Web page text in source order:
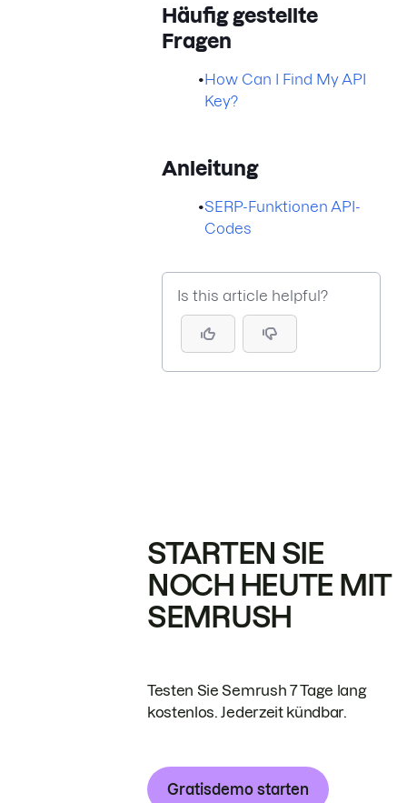
Häufig gestellte
Fragen
•How Can I Find My API
Key?
Anleitung
•SERP-Funktionen API-
Codes
Is this article helpful?
STARTEN SIE
NOCH HEUTE MIT
SEMRUSH
Testen Sie Semrush 7 Tage lang
kostenlos. Jederzeit kündbar.
Gratisdemo starten